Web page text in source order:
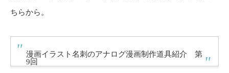
ちらから。
漫画イラスト名刺のアナログ漫画制作道具紹介 第
9回